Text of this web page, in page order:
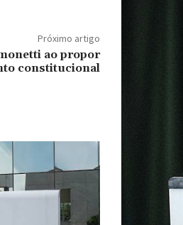
Próximo artigo
ao propor
constitucional